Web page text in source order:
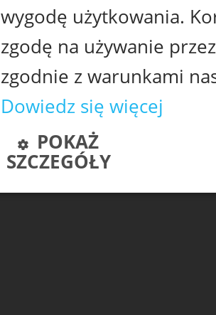
wygodę użytkowania.
zgodę na używanie
zgodnie z warunkami
Dowiedz się więcej
POKAŻ
SZCZEGÓŁY